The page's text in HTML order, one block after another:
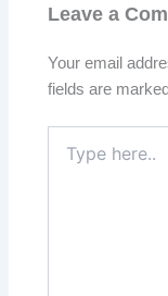
Leave a
Your email
fields are
here..